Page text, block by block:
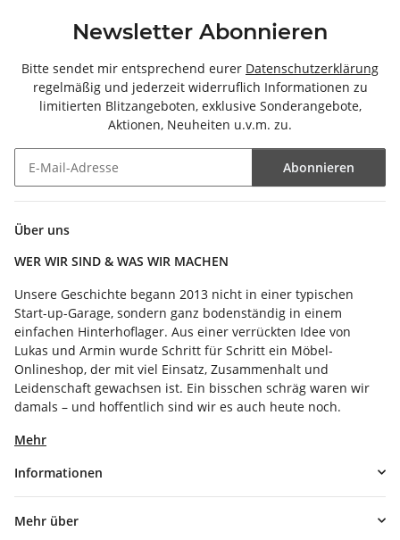
Newsletter Abonnieren
Bitte sendet mir entsprechend eurer Datenschutzerklärung
regelmäßig und jederzeit widerruflich Informationen zu
limitierten Blitzangeboten, exklusive Sonderangebote,
Aktionen, Neuheiten u.v.m. zu.
Abonnieren
Über uns
WER WIR SIND & WAS WIR MACHEN
Unsere Geschichte begann 2013 nicht in einer typischen
Start-up-Garage, sondern ganz bodenständig in einem
einfachen Hinterhoflager. Aus einer verrückten Idee von
Lukas und Armin wurde Schritt für Schritt ein Möbel-
Onlineshop, der mit viel Einsatz, Zusammenhalt und
Leidenschaft gewachsen ist. Ein bisschen schräg waren wir
damals – und hoffentlich sind wir es auch heute noch.
Mehr
Informationen
Mehr über